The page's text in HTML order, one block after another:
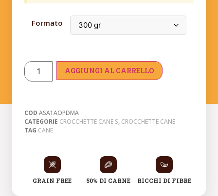
Formato
AGGIUNGI AL CARRELLO
COD ASA1AOPDMA
CATEGORIE CROCCHETTE CANE S, CROCCHETTE CANE
TAG CANE
GRAIN FREE 50% DI CARNE RICCHI DI FIBRE